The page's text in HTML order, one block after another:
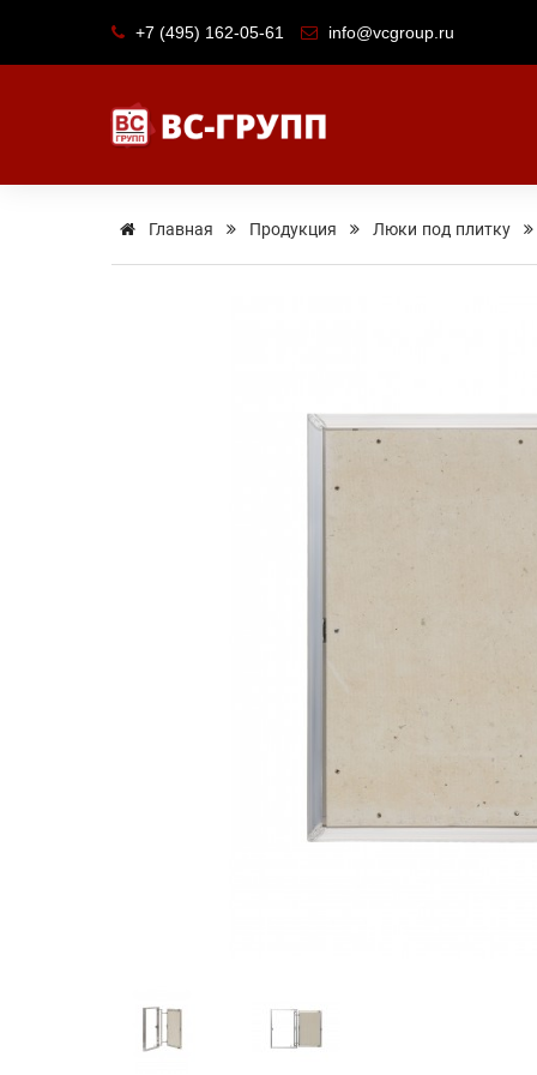
+7 (495) 162-05-61 info@vcgroup.ru
Главная Продукция Люки под плитку